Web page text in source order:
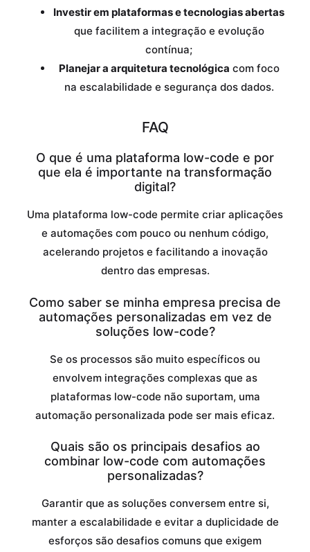
Investir em plataformas e tecnologias abertas
que facilitem a integração e evolução
contínua;
Planejar a arquitetura tecnológica com foco
na escalabilidade e segurança dos dados.
FAQ
O que é uma plataforma low-code e por
que ela é importante na transformação
digital?
Uma plataforma low-code permite criar aplicações
e automações com pouco ou nenhum código,
acelerando projetos e facilitando a inovação
dentro das empresas.
Como saber se minha empresa precisa de
automações personalizadas em vez de
soluções low-code?
Se os processos são muito específicos ou
envolvem integrações complexas que as
plataformas low-code não suportam, uma
automação personalizada pode ser mais eficaz.
Quais são os principais desafios ao
combinar low-code com automações
personalizadas?
Garantir que as soluções conversem entre si,
manter a escalabilidade e evitar a duplicidade de
esforços são desafios comuns que exigem